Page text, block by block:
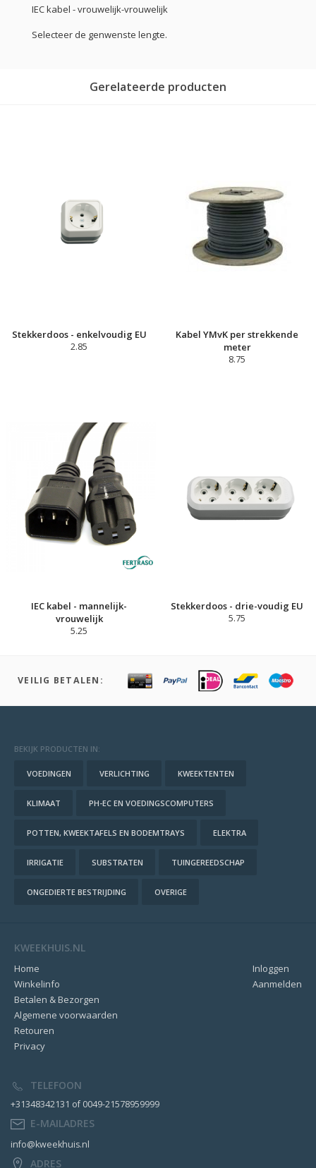
IEC kabel - vrouwelijk-vrouwelijk
Selecteer de genwenste lengte.
Gerelateerde producten
Stekkerdoos - enkelvoudig EU
2.85
Kabel YMvK per strekkende
meter
8.75
IEC kabel - mannelijk-
vrouwelijk
5.25
Stekkerdoos - drie-voudig EU
5.75
VEILIG BETALEN:
BEKIJK PRODUCTEN IN:
VOEDINGEN VERLICHTING KWEEKTENTEN
KLIMAAT PH-EC EN VOEDINGSCOMPUTERS
POTTEN, KWEEKTAFELS EN BODEMTRAYS ELEKTRA
IRRIGATIE SUBSTRATEN TUINGEREEDSCHAP
ONGEDIERTE BESTRIJDING OVERIGE
KWEEKHUIS.NL
Inloggen
Aanmelden
Home
Winkelinfo
Betalen & Bezorgen
Algemene voorwaarden
Retouren
Privacy
TELEFOON
+31348342131 of 0049-21578959999
E-MAILADRES
info@kweekhuis.nl
ADRES